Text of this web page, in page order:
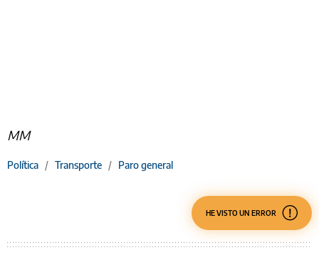
MM
Política / Transporte / Paro general
HE VISTO UN ERROR